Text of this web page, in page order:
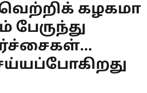
கழகமா
பேருந்து